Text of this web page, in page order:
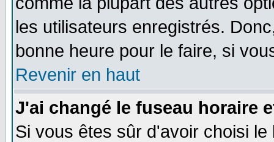
les utilisateurs enregistrés.
bonne heure pour le faire, si
Revenir en haut
J'ai changé le fuseau horaire
Si vous êtes sûr d'avoir choisi